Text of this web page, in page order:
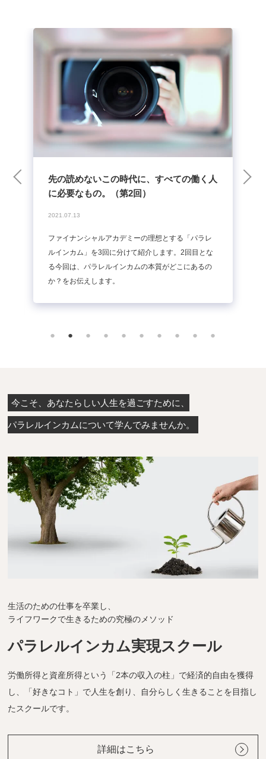
先の読めないこの時代に、すべての働く人
に必要なもの。（第2回）
2021.07.13
ファイナンシャルアカデミーの理想とする「パラレ
ルインカム」を3回に分けて紹介します。2回目とな
る今回は、パラレルインカムの本質がどこにあるの
か？をお伝えします。
今こそ、あなたらしい人生を過ごすために、
パラレルインカムについて学んでみませんか。
生活のための仕事を卒業し、
ライフワークで生きるための究極のメソッド
パラレルインカム実現スクール
労働所得と資産所得という「2本の収入の柱」で経済的自由を獲得
し、「好きなコト」で人生を創り、自分らしく生きることを目指し
たスクールです。
詳細はこちら